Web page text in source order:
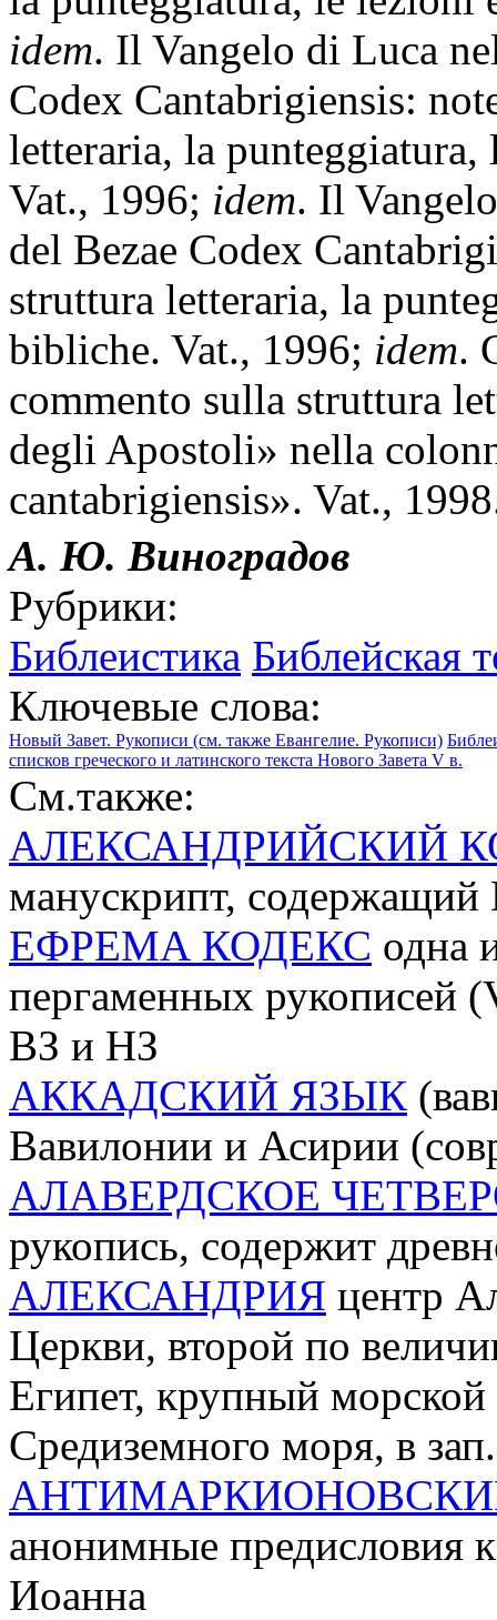
idem. Il Vangelo di Luca
Codex Cantabrigiensis:
letteraria, la
Vat., 1996; idem. Il
del Bezae Codex
struttura letteraria, la
bibliche. Vat., 1996; idem.
commento sulla struttura
degli Apostoli» nella
cantabrigiensis». Vat.,
А. Ю. Виноградов
Рубрики:
Библеистика Библейская
Ключевые слова:
Новый Завет. Рукописи (см. также Евангелие. Рукописи)
списков греческого и латинского текста Нового Завета V в.
См.также:
АЛЕКСАНДРИЙСКИЙ
манускрипт,
ЕФРЕМА КОДЕКС одна
пергаменных рукописей
ВЗ и НЗ
АККАДСКИЙ ЯЗЫК
Вавилонии и Асирии
АЛАВЕРДСКОЕ
рукопись, содержит
АЛЕКСАНДРИЯ центр
Церкви, второй по
Египет, крупный
Средиземного моря, в
анонимные предисловия
Иоанна